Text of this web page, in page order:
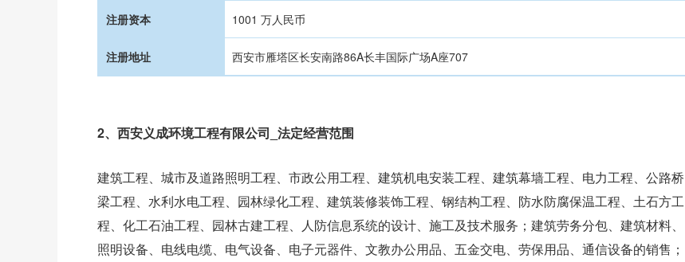
注册资本 1001 万人民币
注册地址 西安市雁塔区长安南路86A长丰国际广场A座707
2、西安义成环境工程有限公司_法定经营范围
建筑工程、城市及道路照明工程、市政公用工程、建筑机电安装工程、建筑幕墙工程、电力工程、公路桥
梁工程、水利水电工程、园林绿化工程、建筑装修装饰工程、钢结构工程、防水防腐保温工程、土石方工
程、化工石油工程、园林古建工程、人防信息系统的设计、施工及技术服务；建筑劳务分包、建筑材料、
照明设备、电线电缆、电气设备、电子元器件、文教办公用品、五金交电、劳保用品、通信设备的销售；